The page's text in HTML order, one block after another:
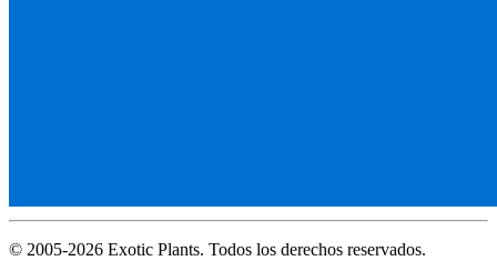
© 2005-2026 Exotic Plants. Todos los derechos reservados.